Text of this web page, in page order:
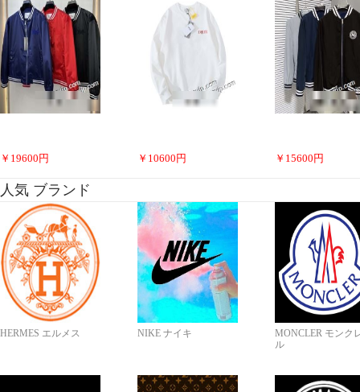
￥ 19600 円 ￥ 10600 円 ￥ 15600 円
人気 ブランド
HERMES エルメス NIKE ナイキ
MONCLER モンク
ル